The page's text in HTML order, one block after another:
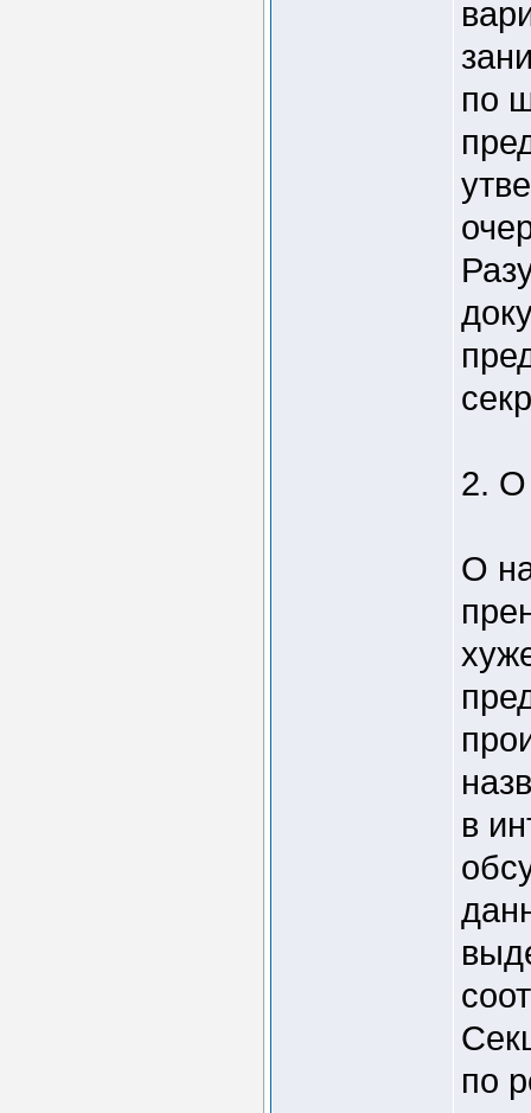
по
2.
О
в
по